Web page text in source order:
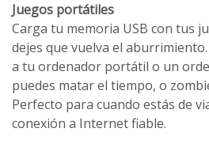
Juegos portátiles
Carga tu memoria USB con tus
dejes que vuelva el
a tu ordenador portátil o un
puedes matar el tiempo, o
Perfecto para cuando estás de
conexión a Internet fiable.